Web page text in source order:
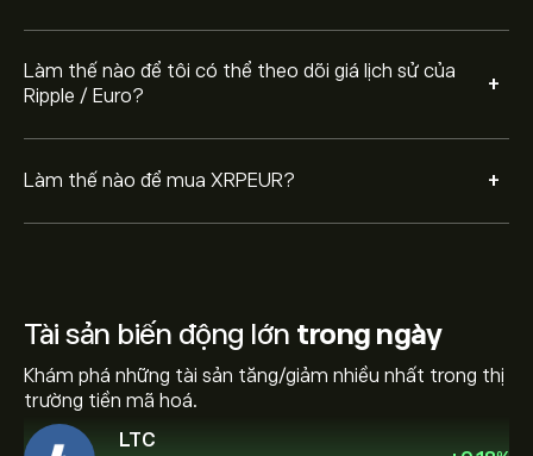
Làm thế nào để tôi có thể theo dõi giá lịch sử của
Ripple / Euro?
+
Làm thế nào để mua XRPEUR? +
Tài sản biến động lớn trong ngày
Khám phá những tài sản tăng/giảm nhiều nhất trong thị
trường tiền mã hoá.
LTC